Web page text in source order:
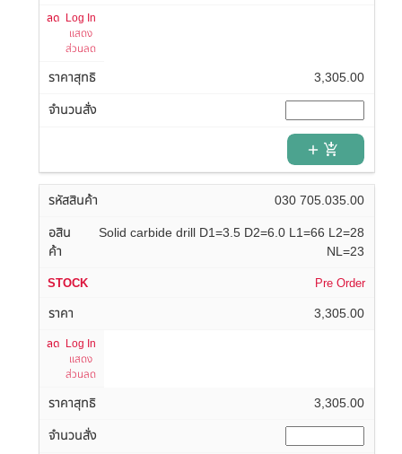
Log In
แสดง
ส่วนลด
3,305.00
add_shopping_cart
030 705.035.00
Solid carbide drill D1=3.5 D2=6.0 L1=66 L2=28
NL=23
Pre Order
3,305.00
Log In
แสดง
ส่วนลด
3,305.00